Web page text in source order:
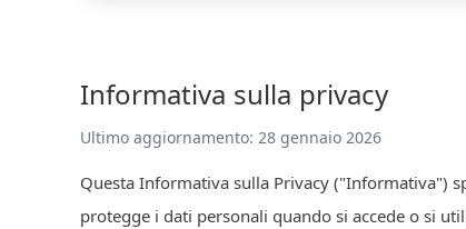
Informativa sulla privacy
Ultimo aggiornamento: 28 gennaio 2026
Questa Informativa sulla Privacy ("Informativa")
protegge i dati personali quando si accede o si